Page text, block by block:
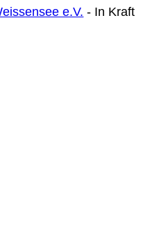
e.V. - In Kraft